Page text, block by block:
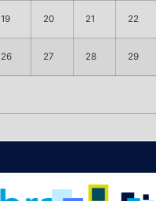
19 20 21 22
26 27 28 29